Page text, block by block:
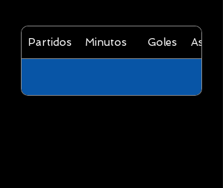
Partidos Minutos Goles